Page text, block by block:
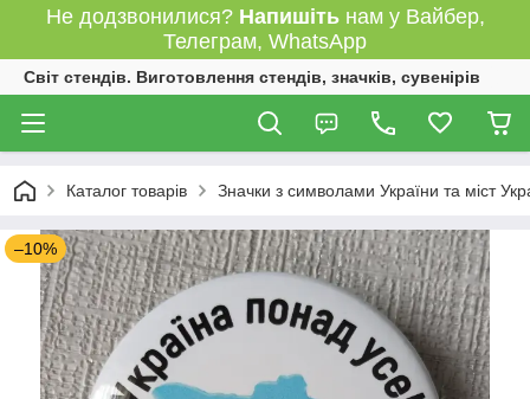
Не додзвонилися? Напишітьнам у Вайбер,
Телеграм, WhatsApp
Світ стендів. Виготовлення стендів, значків, сувенірів
Каталог товарів Значки з символами України та міст
–10%